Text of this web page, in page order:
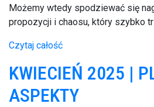
Możemy wtedy spodziewać się
propozycji i chaosu, który szybko
Czytaj całość
KWIECIEŃ 2025 |
ASPEKTY